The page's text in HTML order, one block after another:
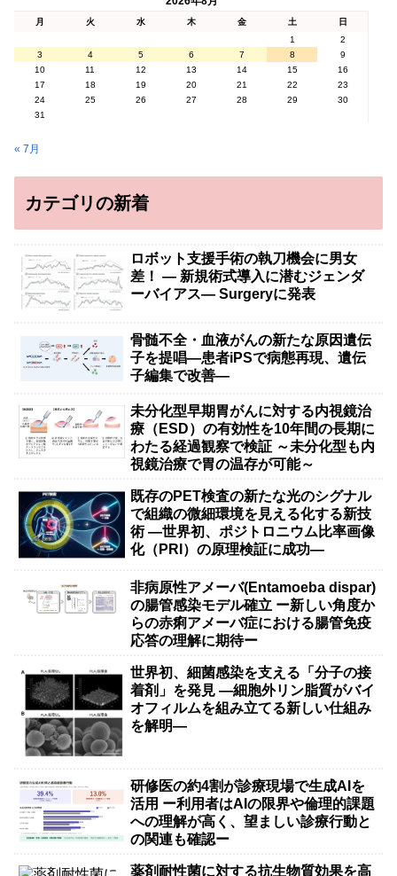
月 火 水 木 金 土
日
1
2
3
4 5 6 7 8
9
10
11 12 13 14 15
16
17
18 19 20 21 22
23
24
25 26 27 28 29
30
31
« 7月
カテゴリの新着
ロボット支援手術の執刀機会に男女
差！ — 新規術式導入に潜むジェンダ
ーバイアス— Surgeryに発表
骨髄不全・血液がんの新たな原因遺伝
子を提唱―患者iPSで病態再現、遺伝
子編集で改善―
未分化型早期胃がんに対する内視鏡治
療（ESD）の有効性を10年間の長期に
わたる経過観察で検証 ～未分化型も内
視鏡治療で胃の温存が可能～
既存のPET検査の新たな光のシグナル
で組織の微細環境を見える化する新技
術 ―世界初、ポジトロニウム比率画像
化（PRI）の原理検証に成功―
非病原性アメーバ(Entamoeba dispar)
の腸管感染モデル確立 ー新しい角度か
らの赤痢アメーバ症における腸管免疫
応答の理解に期待ー
世界初、細菌感染を支える「分子の接
着剤」を発見 ―細胞外リン脂質がバイ
オフィルムを組み立てる新しい仕組み
を解明―
研修医の約4割が診療現場で生成AIを
活用 ー利用者はAIの限界や倫理的課題
への理解が高く、望ましい診療行動と
の関連も確認ー
薬剤耐性菌に対する抗生物質効果を高